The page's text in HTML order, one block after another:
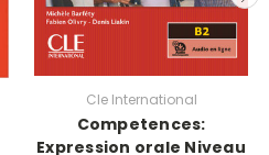
Cle International
Competences:
Expression orale Niveau